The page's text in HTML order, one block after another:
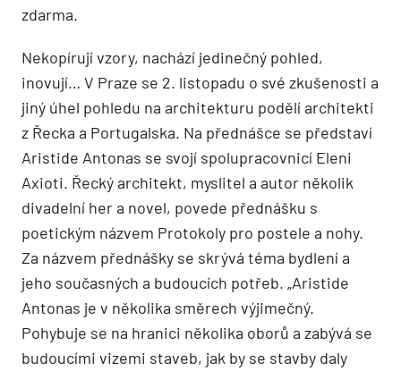
zdarma.
Nekopírují vzory, nachází jedinečný pohled,
inovují… V Praze se 2. listopadu o své zkušenosti a
jiný úhel pohledu na architekturu podělí architekti
z Řecka a Portugalska. Na přednášce se představí
Aristide Antonas se svojí spolupracovnicí Eleni
Axioti. Řecký architekt, myslitel a autor několik
divadelní her a novel, povede přednášku s
poetickým názvem Protokoly pro postele a nohy.
Za názvem přednášky se skrývá téma bydlení a
jeho současných a budoucích potřeb. „Aristide
Antonas je v několika směrech výjimečný.
Pohybuje se na hranici několika oborů a zabývá se
budoucími vizemi staveb, jak by se stavby daly